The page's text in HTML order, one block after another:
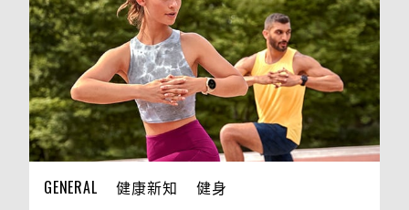
GENERAL 健康新知 健身